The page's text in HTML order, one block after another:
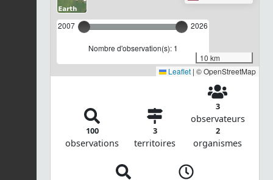
2007 2026
Nombre d'observation(s): 1
10 km
Leaflet | © OpenStreetMap
100
observations
3
territoires
3
observateurs
2
organismes